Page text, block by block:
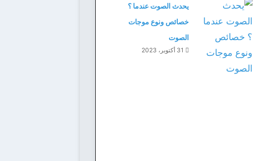
يحدث الصوت عندما ؟
خصائص ونوع موجات
الصوت
31 أكتوبر، 2023